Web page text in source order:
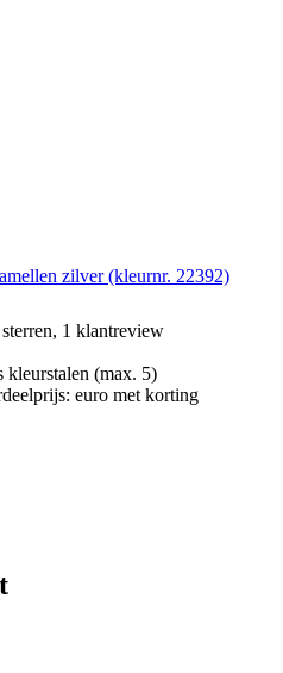
zilver (kleurnr. 22392)
1 klantreview
kleurstalen (max. 5)
euro met korting